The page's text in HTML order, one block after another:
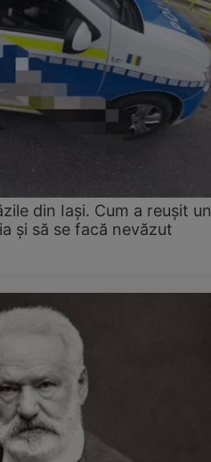
din Iași. Cum a reușit un
și să se facă nevăzut